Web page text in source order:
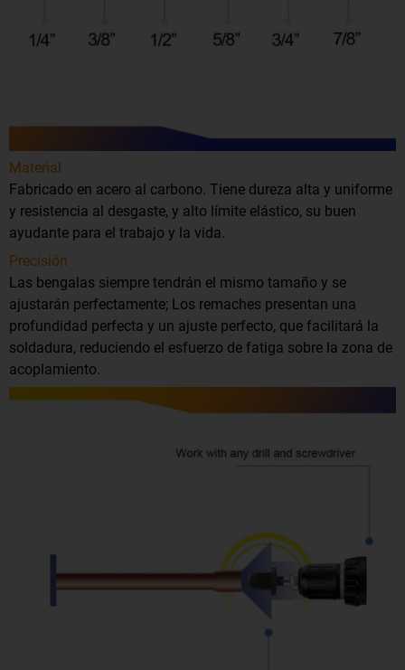
Material
Fabricado en acero al carbono. Tiene dureza alta y uniforme
y resistencia al desgaste, y alto límite elástico, su buen
ayudante para el trabajo y la vida.
Precisión
Las bengalas siempre tendrán el mismo tamaño y se
ajustarán perfectamente; Los remaches presentan una
profundidad perfecta y un ajuste perfecto, que facilitará la
soldadura, reduciendo el esfuerzo de fatiga sobre la zona de
acoplamiento.